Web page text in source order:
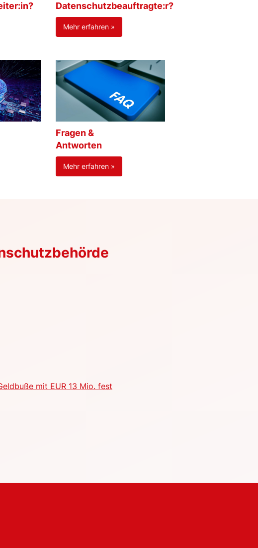
Datenschutzbeauftragte:r?
Mehr erfahren »
Fragen &
Antworten
Mehr erfahren »
mit EUR 13 Mio. fest